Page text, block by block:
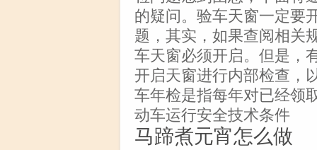
的疑问。验车天窗一定要
题，其实，如果查阅相关
车天窗必须开启。但是，
开启天窗进行内部检查，
车年检是指每年对已经领
动车运行安全技术条件
马蹄煮元宵怎么做